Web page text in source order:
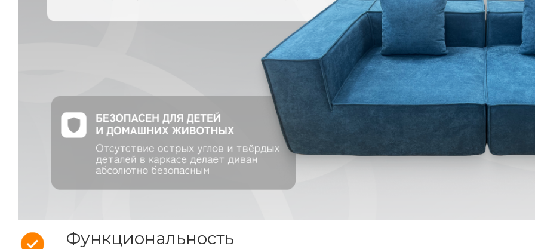
Функциональность